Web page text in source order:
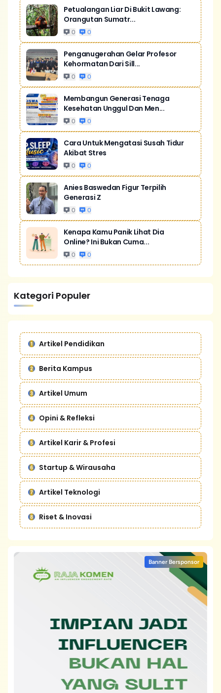
Petualangan Liar Di Bukit Lawang:
Orangutan Sumatr...
0 0
Penganugerahan Gelar Profesor
Kehormatan Dari Sill...
0 0
Membangun Generasi Tenaga
Kesehatan Unggul Dan Men...
0 0
Cara Untuk Mengatasi Susah Tidur
Akibat Stres
0 0
Anies Baswedan Figur Terpilih
Generasi Z
0 0
Kenapa Kamu Panik Lihat Dia
Online? Ini Bukan Cuma...
0 0
Kategori Populer
Artikel Pendidikan
Berita Kampus
Artikel Umum
Opini & Refleksi
Artikel Karir & Profesi
Startup & Wirausaha
Artikel Teknologi
Riset & Inovasi
Banner Bersponsor